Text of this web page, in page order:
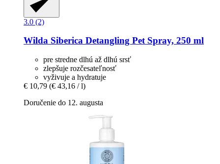
3.0 (2)
Wilda Siberica Detangling Pet Spray, 250 ml
pre stredne dlhú až dlhú srsť
zlepšuje rozčesateľnosť
vyživuje a hydratuje
€ 10,79 (€ 43,16 / l)
Doručenie do 12. augusta